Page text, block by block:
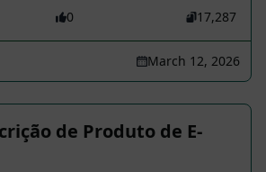
0 17,287
March 12, 2026
de Produto de E-